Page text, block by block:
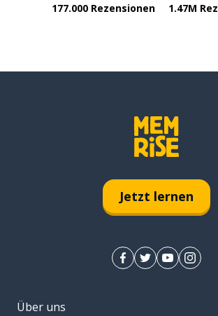
177.000 Rezensionen 1.47M
Jetzt lernen
Über uns